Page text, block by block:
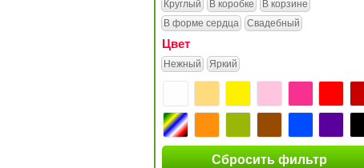
Круглый В коробке
В корзине
В форме сердца
Свадебный
Цвет
Нежный Яркий
Сбросить фильтр